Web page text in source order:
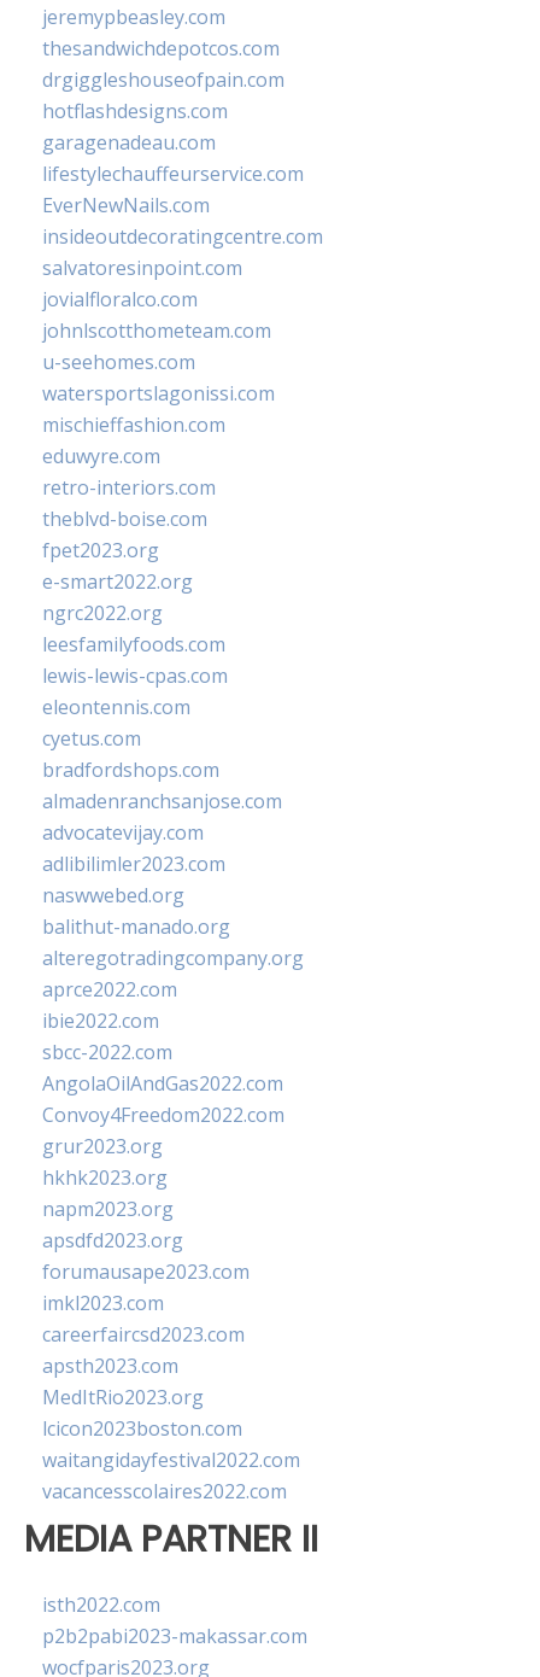
jeremypbeasley.com
thesandwichdepotcos.com
drgiggleshouseofpain.com
hotflashdesigns.com
garagenadeau.com
lifestylechauffeurservice.com
EverNewNails.com
insideoutdecoratingcentre.com
salvatoresinpoint.com
jovialfloralco.com
johnlscotthometeam.com
u-seehomes.com
watersportslagonissi.com
mischieffashion.com
eduwyre.com
retro-interiors.com
theblvd-boise.com
fpet2023.org
e-smart2022.org
ngrc2022.org
leesfamilyfoods.com
lewis-lewis-cpas.com
eleontennis.com
cyetus.com
bradfordshops.com
almadenranchsanjose.com
advocatevijay.com
adlibilimler2023.com
naswwebed.org
balithut-manado.org
alteregotradingcompany.org
aprce2022.com
ibie2022.com
sbcc-2022.com
AngolaOilAndGas2022.com
Convoy4Freedom2022.com
grur2023.org
hkhk2023.org
napm2023.org
apsdfd2023.org
forumausape2023.com
imkl2023.com
careerfaircsd2023.com
apsth2023.com
MedItRio2023.org
lcicon2023boston.com
waitangidayfestival2022.com
vacancesscolaires2022.com
MEDIA PARTNER II
isth2022.com
p2b2pabi2023-makassar.com
wocfparis2023.org